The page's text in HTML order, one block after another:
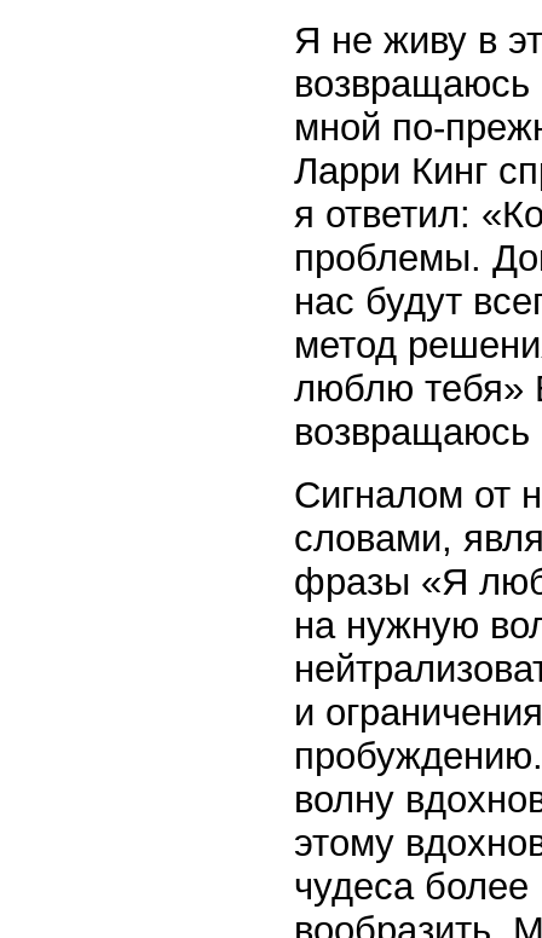
Я не живу в
возвращаюсь
мной по-
Ларри Кинг
я ответил:
проблемы.
нас будут
метод
люблю тебя»
возвращаюсь
Сигналом от
словами,
фразы «Я
на нужную
и
волну
этому
чудеса